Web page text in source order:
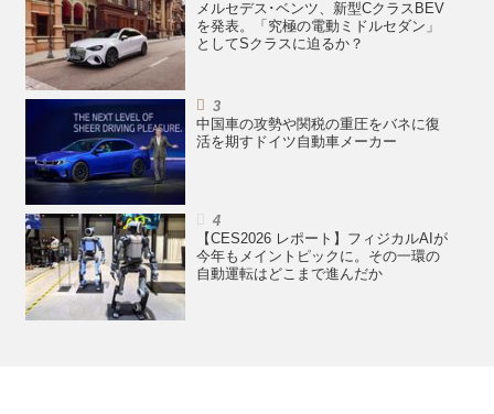
メルセデス･ベンツ、新型CクラスBEV
を発表。「究極の電動ミドルセダン」
としてSクラスに迫るか？
中国車の攻勢や関税の重圧をバネに復
活を期すドイツ自動車メーカー
【CES2026 レポート】フィジカルAIが
今年もメイントピックに。その一環の
自動運転はどこまで進んだか